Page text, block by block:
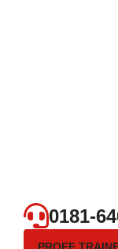
0181-